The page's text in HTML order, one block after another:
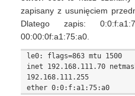
zapisany z usunięciem
Dlatego zapis:
00:00:0f:a1:75:a0.
le0: flags=863 mtu 1500
inet 192.168.111.70
192.168.111.255